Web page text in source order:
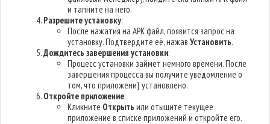
и тапните на него.
Разрешите установку:
После нажатия на APK файл, появится запрос на
установку. Подтвердите её, нажавУстановить.
Дождитесь завершения установки:
Процесс установки займет немного времени. После
завершения процесса вы получите уведомление о
том, что приложени} установлено.
Откройте приложение:
Кликните Открыть или отыщите текущее
приложение в списке приложений и откройте его.